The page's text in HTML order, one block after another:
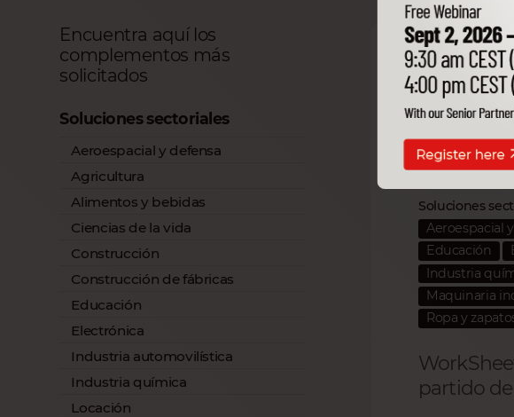
Encuentra aquí los
complementos más
solicitados
Soluciones sectoriales
Aeroespacial y defensa
Agricultura
Alimentos y bebidas
Ciencias de la vida
Construcción
Construcción de fábricas
Educación
Electrónica
Industria automovilística
Industria química
Locación
Partner SSP
RCS IT
Soluciones
Aeroespacial
Educación
Industria
Maquinaria
Ropa y
partido de